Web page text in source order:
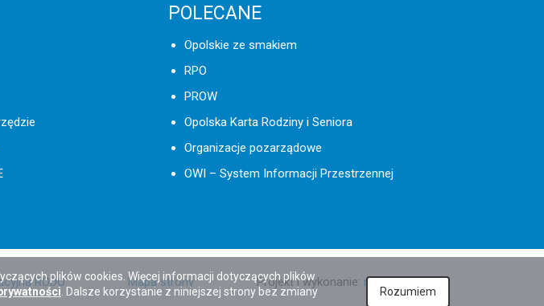
POLECANE
Opolskie ze smakiem
RPO
PROW
Opolska Karta Rodziny i Seniora
Organizacje pozarządowe
OWI – System Informacji Przestrzennej
RODO Mapa strony Projekt i wykonanie: netkoncept.com
plików cookies. Więcej informacji dotyczących plików
. Dalsze korzystanie z niniejszej strony bez zmiany
Rozumiem